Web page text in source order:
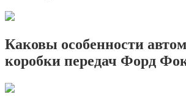
Каковы особенности
коробки передач Форд